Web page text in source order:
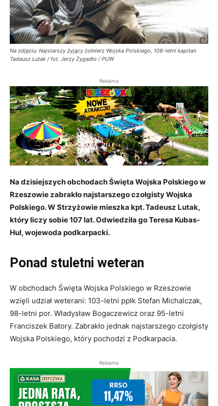
Na zdjęciu: Najstarszy żyjący żołnierz Wojska Polskiego, 108-letni kapitan
Tadeusz Lutak / fot. Jerzy Żygadło / PUW
Reklama
Na dzisiejszych obchodach Święta Wojska Polskiego w
Rzeszowie zabrakło najstarszego czołgisty Wojska
Polskiego. W Strzyżowie mieszka kpt. Tadeusz Lutak,
który liczy sobie 107 lat. Odwiedziła go Teresa Kubas-
Hul, wojewoda podkarpacki.
Ponad stuletni weteran
W obchodach Święta Wojska Polskiego w Rzeszowie
wzięli udział weterani: 103-letni ppłk Stefan Michalczak,
98-letni por. Władysław Bogaczewicz oraz 95-letni
Franciszek Batory. Zabrakło jednak najstarszego czołgisty
Wojska Polskiego, który pochodzi z Podkarpacia.
Reklama